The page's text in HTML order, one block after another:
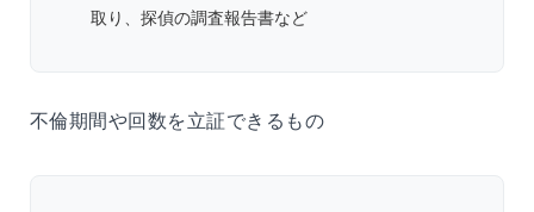
取り、探偵の調査報告書など
不倫期間や回数を立証できるもの